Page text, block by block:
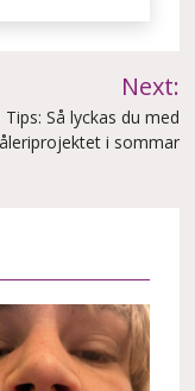
Next:
Tips: Så lyckas du med
i sommar